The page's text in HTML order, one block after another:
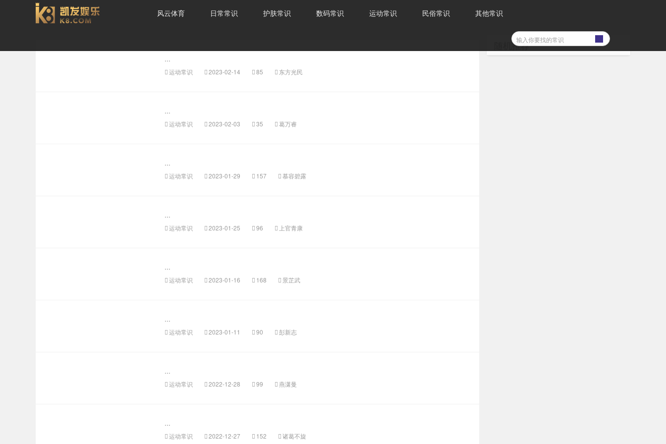
肌肉流失-风云体育
风云体育 日常常识 护肤常识 数码常识 运动常识 民俗常识 其他常识
...
运动常识 2023-02-14 85 东方光民
...
运动常识 2023-02-03 35 葛万睿
...
运动常识 2023-01-29 157 慕容碧露
...
运动常识 2023-01-25 96 上官青康
...
运动常识 2023-01-16 168 景芷武
...
运动常识 2023-01-11 90 彭新志
...
运动常识 2022-12-28 99 燕潇曼
...
运动常识 2022-12-27 152 诸葛不旋
随机推荐